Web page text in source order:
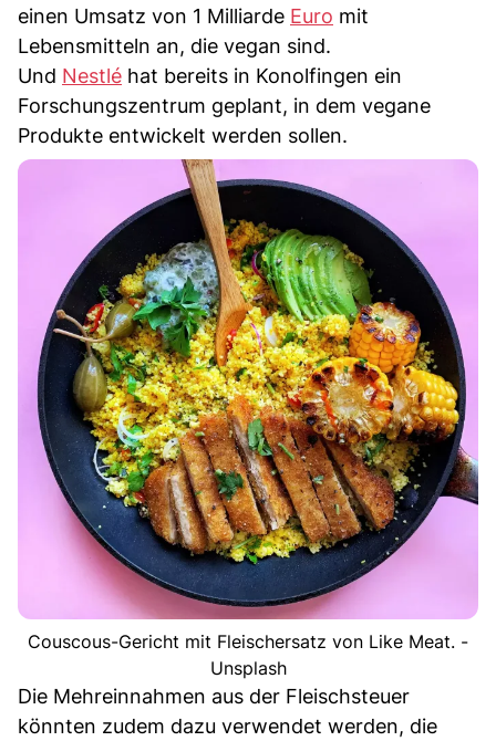
einen Umsatz von 1 Milliarde Euro mit
Lebensmitteln an, die vegan sind.
Und Nestlé hat bereits in Konolfingen ein
Forschungszentrum geplant, in dem vegane
Produkte entwickelt werden sollen.
Couscous-Gericht mit Fleischersatz von Like Meat. -
Unsplash
Die Mehreinnahmen aus der Fleischsteuer
könnten zudem dazu verwendet werden, die